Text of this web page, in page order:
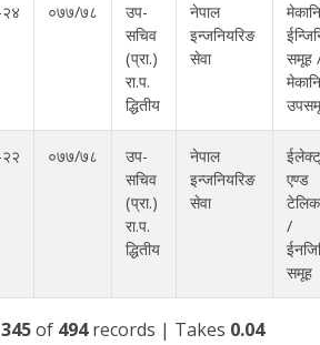
०७७/७८
उप-
सचिव
(प्रा.)
रा.प.
द्धितीय
नेपाल
इन्जनियरिङ
सेवा
समूह
०७७/७८
उप-
सचिव
(प्रा.)
रा.प.
द्धितीय
नेपाल
इन्जनियरिङ
सेवा
एण्ड
/
समूह
345of 494records | Takes 0.04